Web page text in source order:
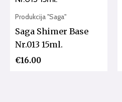
Produkcija "Saga"
Saga Shimer Base
Nr.013 15ml.
€16.00